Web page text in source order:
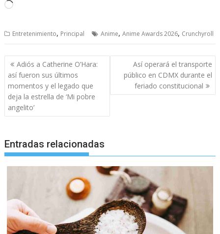
Cargando...
Entretenimiento, Principal Anime,Anime Awards 2026, Crunchyroll
Navegación
de
entradas
Adiós a Catherine O’Hara:
así fueron sus últimos
momentos y el legado que
deja la estrella de ‘Mi pobre
angelito’
Así operará el transporte
público en CDMX durante el
feriado constitucional
Entradas relacionadas